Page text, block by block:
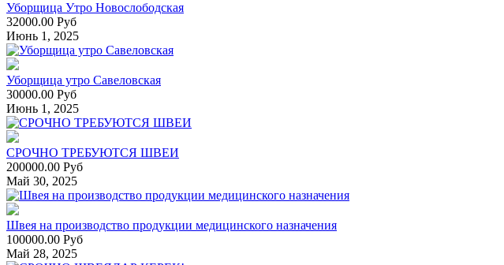
Уборщица Утро Новослободская
32000.00 Руб
Июнь 1, 2025
Уборщица утро Савеловская
30000.00 Руб
Июнь 1, 2025
СРОЧНО ТРЕБУЮТСЯ ШВЕИ
200000.00 Руб
Май 30, 2025
Швея на производство продукции медицинского назначения
100000.00 Руб
Май 28, 2025